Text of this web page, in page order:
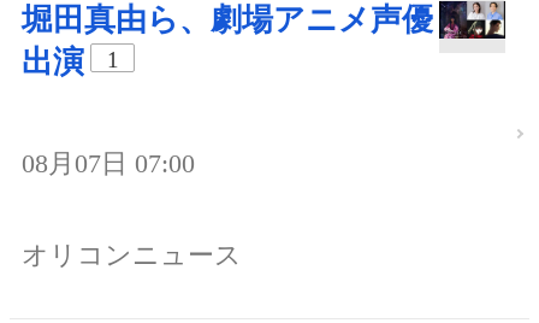
堀田真由ら、劇場アニメ声優
出演
1
08月07日 07:00
オリコンニュース